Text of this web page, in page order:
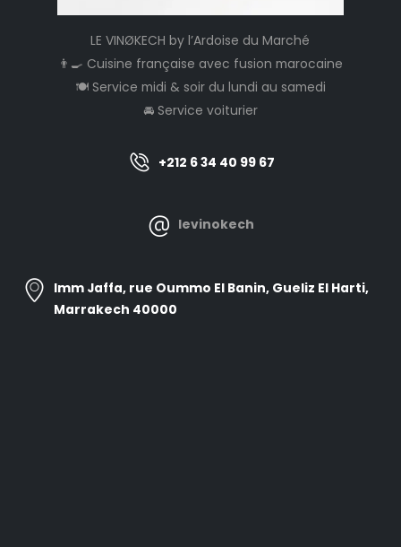
LE VINØKECH by l’Ardoise du Marché
👨‍🍳 Cuisine française avec fusion marocaine
🍽️ Service midi & soir du lundi au samedi
🚘 Service voiturier
+212 6 34 40 99 67
levinokech
Imm Jaffa, rue Oummo El Banin, Gueliz El Harti,
Marrakech 40000